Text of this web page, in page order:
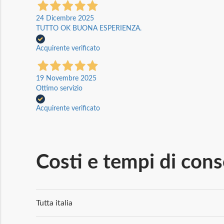
24 Dicembre 2025
TUTTO OK BUONA ESPERIENZA.
Acquirente verificato
19 Novembre 2025
Ottimo servizio
Acquirente verificato
Costi e tempi di
Tutta italia